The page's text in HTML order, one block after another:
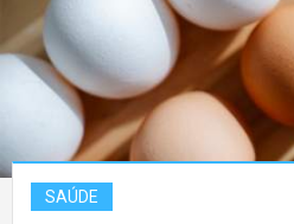
SAÚDE